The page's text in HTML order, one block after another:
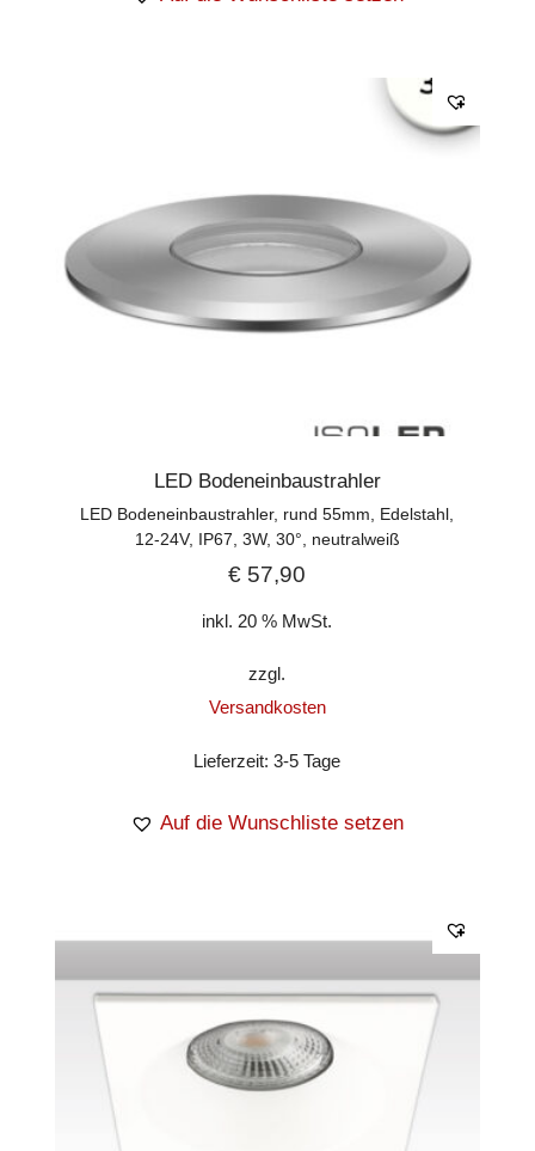
LED Bodeneinbaustrahler
LED Bodeneinbaustrahler, rund 55mm, Edelstahl,
12-24V, IP67, 3W, 30°, neutralweiß
€ 57,90
inkl. 20 % MwSt.
zzgl.
Versandkosten
Lieferzeit:3-5 Tage
Auf die Wunschliste setzen